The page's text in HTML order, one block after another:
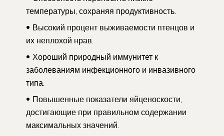
температуры, сохраняя продуктивность.
Высокий процент выживаемости птенцов и
их неплохой нрав.
Хороший природный иммунитет к
заболеваниям инфекционного и инвазивного
типа.
Повышенные показатели яйценоскости,
достигающие при правильном содержании
максимальных значений.